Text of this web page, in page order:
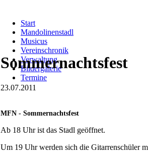
überspringen
Start
Mandolinenstadl
Musicus
Vereinschronik
Verwaltung
Bildergalerie
Termine
Sommernachtsfest
23.07.2011
MFN - Sommernachtsfest
Ab 18 Uhr ist das Stadl geöffnet.
Um 19 Uhr werden sich die Gitarrenschüler